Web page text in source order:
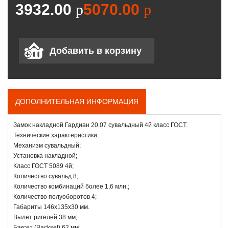
3932.00 p5070.00 p
ДОПОЛНИТЕЛЬНАЯ ИНФОРМАЦИЯ
Замок накладной Гардиан 20.07 сувальдный 4й класс ГОСТ.
Технические характеристики:
Механизм сувальдный;
Установка накладной;
Класс ГОСТ 5089 4й;
Количество сувальд 8;
Количество комбинаций более 1,6 млн.;
Количество полуоборотов 4;
Габариты 146x135x30 мм.
Вылет ригелей 38 мм;